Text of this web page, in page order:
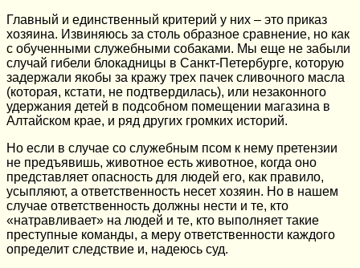
Главный и единственный критерий у них – это приказ
хозяина. Извиняюсь за столь образное сравнение, но как
с обученными служебными собаками. Мы еще не забыли
случай гибели блокадницы в Санкт-Петербурге, которую
задержали якобы за кражу трех пачек сливочного масла
(которая, кстати, не подтвердилась), или незаконного
удержания детей в подсобном помещении магазина в
Алтайском крае, и ряд других громких историй.
Но если в случае со служебным псом к нему претензии
не предъявишь, животное есть животное, когда оно
представляет опасность для людей его, как правило,
усыпляют, а ответственность несет хозяин. Но в нашем
случае ответственность должны нести и те, кто
«натравливает» на людей и те, кто выполняет такие
преступные команды, а меру ответственности каждого
определит следствие и, надеюсь суд.